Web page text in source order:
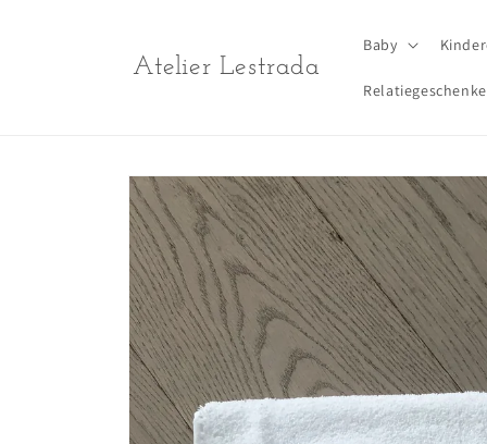
Atelier Lestrada
Baby
Ga direct naar
productinformatie